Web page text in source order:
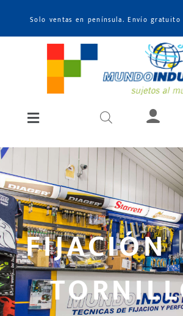
Solo ventas en península. Envío
FIJACIÓN